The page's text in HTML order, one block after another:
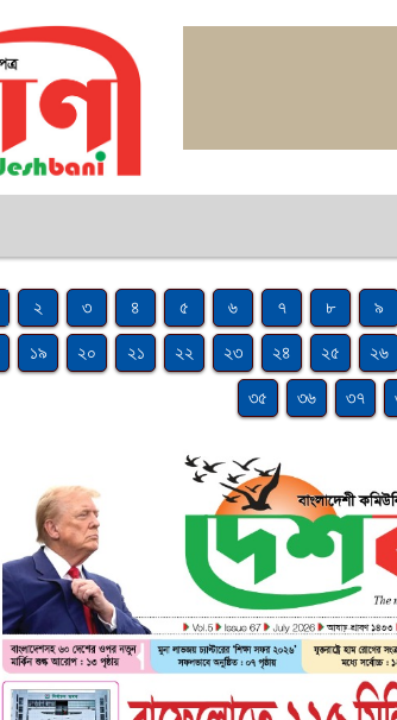
২ ৩ ৪ ৫ ৬ ৭ ৮ ৯
১৯ ২০ ২১ ২২ ২৩ ২৪ ২৫ ২৬
৩৫ ৩৬ ৩৭